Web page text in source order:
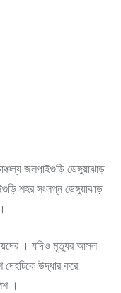
জলপাইগুড়ি ডেঙ্গুয়াঝাড়
শহর সংলগ্ন ডেঙ্গুয়াঝাড়
। যদিও মৃত্যুর আসল
দেহটিকে উদ্ধার করে
।